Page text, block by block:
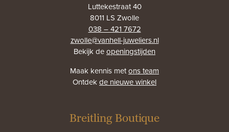
Luttekestraat 40
8011 LS Zwolle
038 – 421 7672
zwolle@vanhell-juweliers.nl
Bekijk deopeningstijden
Maak kennis metons team
Ontdekde nieuwe winkel
Breitling Boutique